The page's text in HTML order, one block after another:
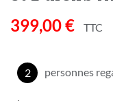
399,00 € TTC
2 personnes